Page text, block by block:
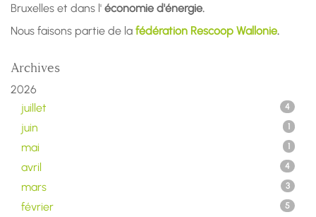
Bruxelles et dans l' économie d'énergie.
Nous faisons partie de la fédération Rescoop Wallonie.
Archives
2026
juillet
4
juin 1
mai 1
avril 4
mars 3
février 5